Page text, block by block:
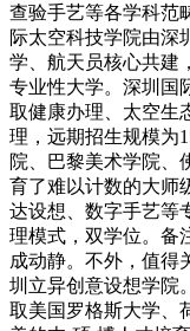
查验手艺等各学科范
际太空科技学院由深
学、航天员核心共建
专业性大学。深圳国
取健康办理、太空生
理，远期招生规模为
院、巴黎美术学院、
育了难以计数的大师
达设想、数字手艺等
理模式，双学位。备
成动静。不外，值得
圳立异创意设想学院
取美国罗格斯大学、